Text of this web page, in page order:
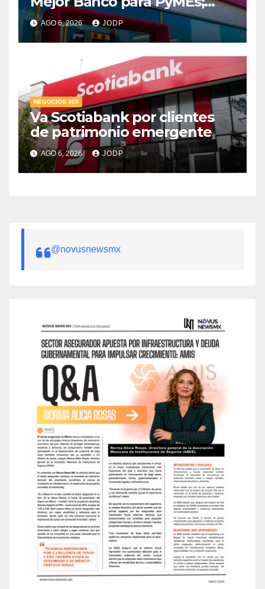
supera 14% del mercado
crediticio
AGO 6, 2026 JODP
NEGOCIOS 360
Va Scotiabank por clientes
de patrimonio emergente
AGO 6, 2026 JODP
@novusnewsmx